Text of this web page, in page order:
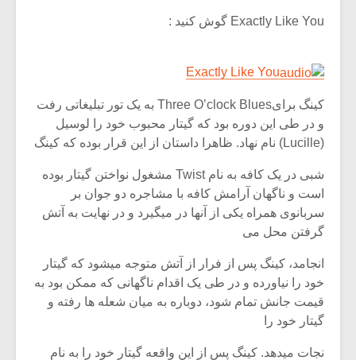
Exactly Like You گوش کنید :
Exactly Like You
کینگ برایThree O’clock Blues به یک تور تبلیغاتی رفت
و در طی این دوره بود که گیتار محبوب خود را لوسیل
(Lucille) نام نهاد. ظاهرا داستان از این قرار بوده که کینگ
شبی در یک کافه به نام Twist مشغول نواختن گیتار بوده
است و ناگهان آرامش کافه با مشاجره دو جوان بر
سربانوی همراه یکی از آنها در میگیرد و در نهایت به آتش
گرفتن محل می
انجامد، کینگ پس از فرار از آتش متوجه میشود که گیتار
خود را نیاورده و در طی یک اقدام ناگهانی که ممکن بود به
قیمت جانش تمام شود، دوباره به میان شعله ها رفته و
گیتار خود را
نجات میدهد. کینگ پس از این واقعه گیتار خود را به نام
بدنام ترین باش